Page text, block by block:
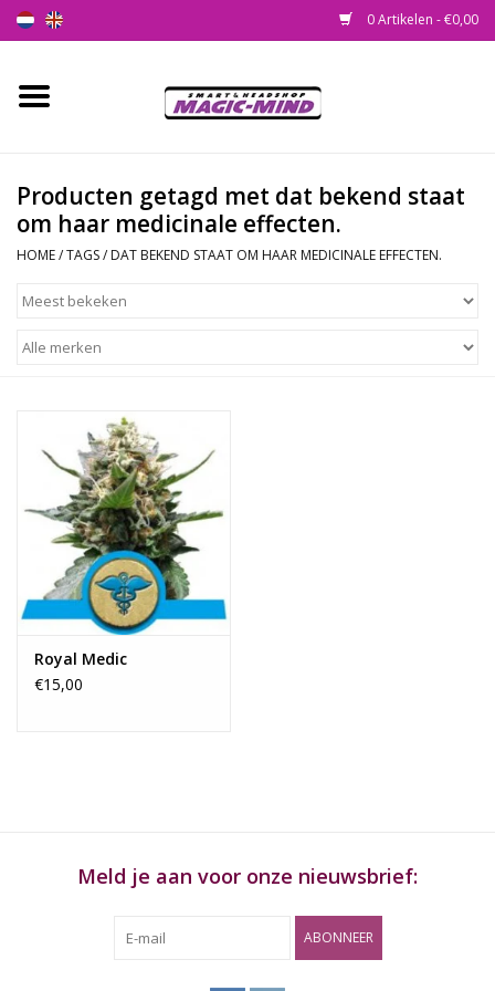
0 Artikelen - €0,00
Home
Smartshop
Headshop
SEEDSHOP
Health Supplies
Psychedelic
Rituals & Wierook
Sale
Producten getagd met dat bekend staat
om haar medicinale effecten.
HOME/TAGS/ DAT BEKEND STAAT OM HAAR MEDICINALE EFFECTEN.
Royal Medic
€15,00
Meld je aan voor onze nieuwsbrief:
ABONNEER